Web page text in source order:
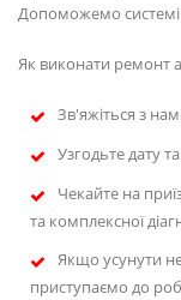
Допоможемо
Як виконати ремонт
Зв'яжіться з
Узгодьте дату
Чекайте на
та комплексної
Якщо усунути
приступаємо до